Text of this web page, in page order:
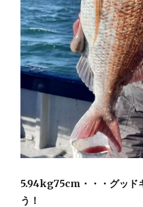
5.94kg75cm・・・グッド
う！